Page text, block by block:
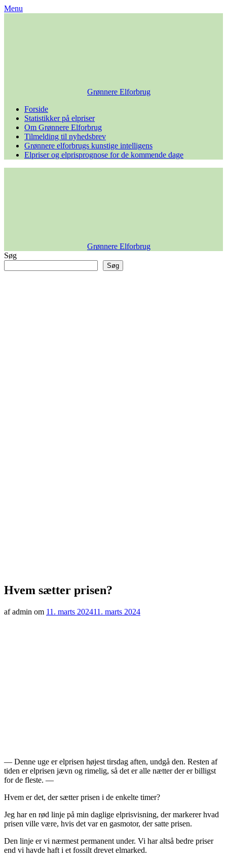
Skip
Menu
Grønnere Elforbrug
Forside
Statistikker på elpriser
Om Grønnere Elforbrug
Tilmelding til nyhedsbrev
Grønnere elforbrugs kunstige intelligens
Elpriser og elprisprognose for de kommende dage
Grønnere Elforbrug
Søg
Søg
Hvem sætter prisen?
af admin om 11. marts 202411. marts 2024
— Denne uge er elprisen højest tirsdag aften, undgå den. Resten af
tiden er elprisen jævn og rimelig, så det er alle nætter der er billigst
for de fleste. —
Hvem er det, der sætter prisen i de enkelte timer?
Jeg har en rød linje på min daglige elprisvisning, der markerer hvad
prisen ville være, hvis det var en gasmotor, der satte prisen.
Den linje er vi nærmest permanent under. Vi har altså bedre priser
end vi havde haft i et fossilt drevet elmarked.